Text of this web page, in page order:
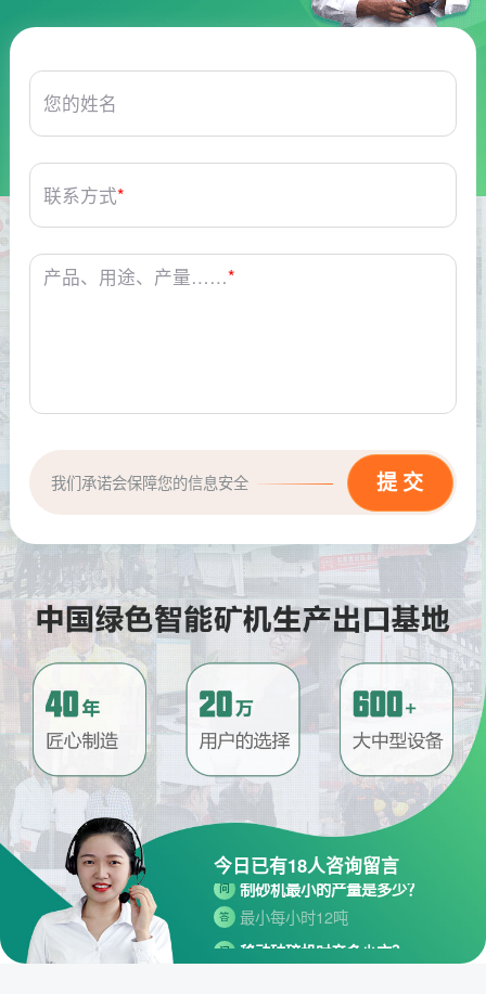
您的姓名
联系方式*
产品、用途、产量……*
我们承诺会保障您的信息安全
今日已有18人咨询留言
请问厂家地址在哪？
答
河南省郑州市高新技术开发区梧
桐街与红松路交叉口中国高端矿
机生产出口基地园区
问 制砂机最小的产量是多少？
答 最小每小时12吨
答 每小时30-300方的型号都有。